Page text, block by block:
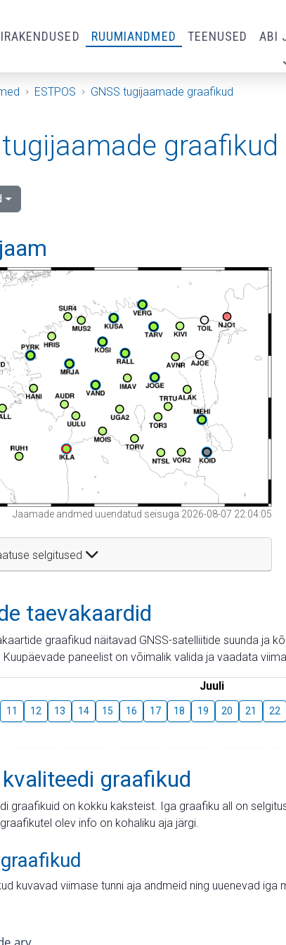
RUUMIANDMED TEENUSED ABI
ESTPOS GNSS tugijaamade graafikud
graafikud
Jaamade andmed uuendatud seisuga 2026-08-07 22:04:05
selgitused
taevakaardid
graafikud näitavad GNSS-satelliitide suunda ja
paneelist on võimalik valida ja vaadata
Juuli
11 12 13 14 15 16 17 18 19 20 21 22
graafikud
graafikuid on kokku kaksteist. Iga graafiku all on
olev info on kohaliku aja järgi.
kuvavad viimase tunni aja andmeid ning uuenevad iga